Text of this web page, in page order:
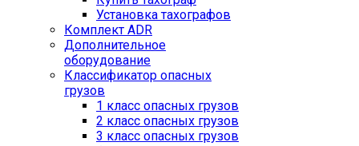
Установка тахографов
Комплект ADR
Дополнительное
оборудование
Классификатор опасных
грузов
1 класс опасных грузов
2 класс опасных грузов
3 класс опасных грузов